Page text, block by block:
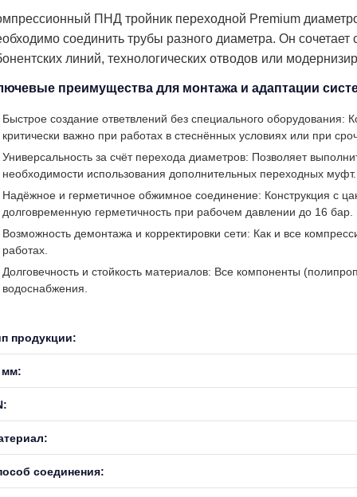
ПНД тройник переходной Premium
соединить трубы разного диаметра. Он
линий, технологических отводов или
преимущества для монтажа и адаптации
Быстрое создание ответвлений без специального оборудования:
критически важно при работах в стеснённых условиях или при
Универсальность за счёт перехода диаметров: Позволяет
необходимости использования дополнительных переходных муфт.
Надёжное и герметичное обжимное соединение: Конструкция с
долговременную герметичность при рабочем давлении до 16 бар.
Возможность демонтажа и корректировки сети: Как и все
работах.
Долговечность и стойкость материалов: Все компоненты
водоснабжения.
продукции:
мм:
соединения: